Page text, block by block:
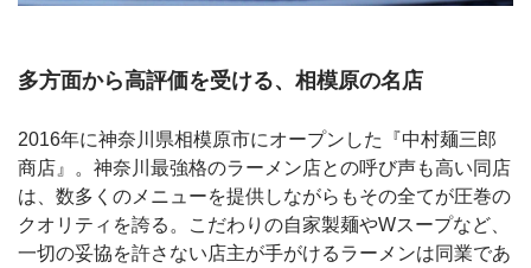
多方面から高評価を受ける、相模原の名店
2016年に神奈川県相模原市にオープンした『中村麺三郎
商店』。神奈川最強格のラーメン店との呼び声も高い同店
は、数多くのメニューを提供しながらもその全てが圧巻の
クオリティを誇る。こだわりの自家製麺やWスープなど、
一切の妥協を許さない店主が手がけるラーメンは同業であ